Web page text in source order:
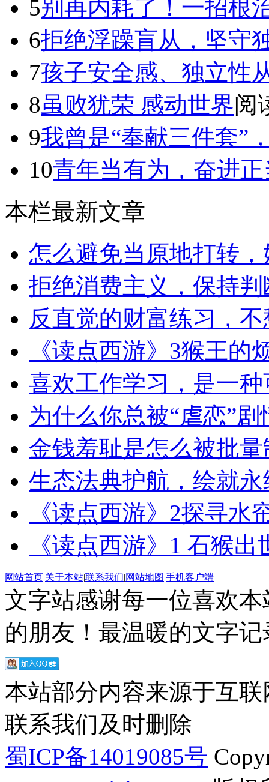
5别再内耗了！一招根
6拒绝浮躁盲从，坚守
7孩子安全感、独立性
8虽败犹荣 感动世界阅
9我曾是“奉献三件套”
10青年当有为，奋进
本栏最新文章
怎么避免当原地打转
拒绝消费主义，保持
反直觉的财富练习，
《读点西游》3猴王的
喜欢工作学习，是一
为什么你总被“虐恋”剧
金钱羞耻是怎么被批
生态法典护航，绘就
《读点西游》2探寻水
《读点西游》1 ​石猴出
网站首页|关于本站|联系我们|网站地图|手机客户端
文字站感谢每一位喜欢
的朋友！最温暖的文字
本站部分内容来源于互
联系我们及时删除
蜀ICP备14019085号